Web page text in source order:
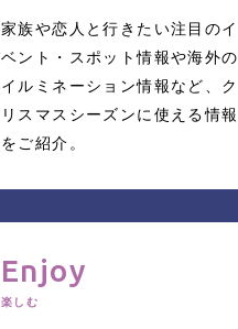
家族や恋人と行きたい注目のイ
ベント・スポット情報や海外の
イルミネーション情報など、ク
リスマスシーズンに使える情報
をご紹介。
Enjoy
楽しむ